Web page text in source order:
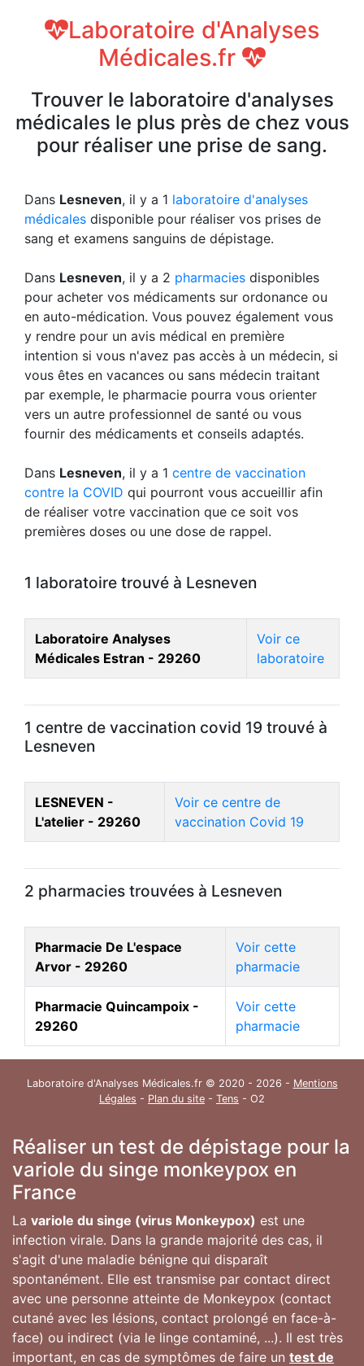
Laboratoire d'Analyses
Médicales.fr
Trouver le laboratoire d'analyses
médicales le plus près de chez vous
pour réaliser une prise de sang.
Dans Lesneven, il y a 1 laboratoire d'analyses
médicales disponible pour réaliser vos prises de
sang et examens sanguins de dépistage.
Dans Lesneven, il y a 2 pharmacies disponibles
pour acheter vos médicaments sur ordonance ou
en auto-médication. Vous pouvez également vous
y rendre pour un avis médical en première
intention si vous n'avez pas accès à un médecin, si
vous êtes en vacances ou sans médecin traitant
par exemple, le pharmacie pourra vous orienter
vers un autre professionnel de santé ou vous
fournir des médicaments et conseils adaptés.
Dans Lesneven, il y a 1 centre de vaccination
contre la COVID qui pourront vous accueillir afin
de réaliser votre vaccination que ce soit vos
premières doses ou une dose de rappel.
1 laboratoire trouvé à Lesneven
Laboratoire Analyses
Médicales Estran - 29260
Voir ce
laboratoire
1 centre de vaccination covid 19 trouvé à
Lesneven
LESNEVEN -
L'atelier - 29260
Voir ce centre de
vaccination Covid 19
2 pharmacies trouvées à Lesneven
Pharmacie De L'espace
Arvor - 29260
Voir cette
pharmacie
Pharmacie Quincampoix -
29260
Voir cette
pharmacie
Laboratoire d'Analyses Médicales.fr © 2020 - 2026 - Mentions
Légales - Plan du site - Tens - O2
Réaliser un test de dépistage pour la
variole du singe monkeypox en
France
La variole du singe (virus Monkeypox) est une
infection virale. Dans la grande majorité des cas, il
s'agit d'une maladie bénigne qui disparaît
spontanément. Elle est transmise par contact direct
avec une personne atteinte de Monkeypox (contact
cutané avec les lésions, contact prolongé en face-à-
face) ou indirect (via le linge contaminé, ...). Il est très
important, en cas de symptômes de faire un test de